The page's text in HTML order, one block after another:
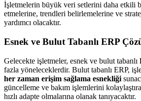
İşletmelerin büyük veri setlerini daha etkili
etmelerine, trendleri belirlemelerine ve
yardımcı olacaktır.
Esnek ve Bulut Tabanlı ERP
Gelecekte işletmeler, esnek ve bulut tabanlı
fazla yöneleceklerdir. Bulut tabanlı ERP,
her zaman erişim sağlama esnekliği
güncelleme ve bakım işlemlerini
hızlı adapte olmalarına olanak tanıyacaktır.